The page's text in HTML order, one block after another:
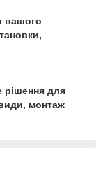
вашого
рішення для
монтаж